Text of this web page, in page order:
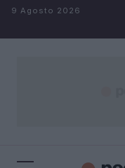
Salta al contenuto
9 Agosto 2026